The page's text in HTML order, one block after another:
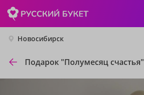
Новосибирск
Подарок "Полумесяц cчастья"